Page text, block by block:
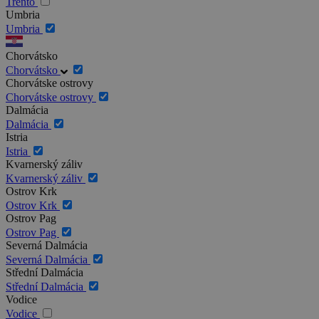
Umbria
Umbria
Chorvátsko
Chorvátsko
Chorvátske ostrovy
Chorvátske ostrovy
Dalmácia
Dalmácia
Istria
Istria
Kvarnerský záliv
Kvarnerský záliv
Ostrov Krk
Ostrov Krk
Ostrov Pag
Ostrov Pag
Severná Dalmácia
Severná Dalmácia
Střední Dalmácia
Střední Dalmácia
Vodice
Vodice